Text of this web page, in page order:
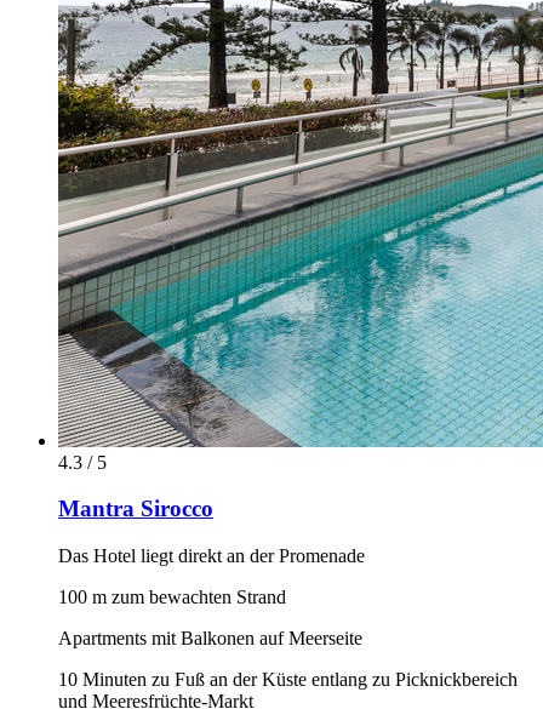
4.3 / 5
Mantra Sirocco
Das Hotel liegt direkt an der Promenade
100 m zum bewachten Strand
Apartments mit Balkonen auf Meerseite
10 Minuten zu Fuß an der Küste entlang zu Picknickbereich
und Meeresfrüchte-Markt